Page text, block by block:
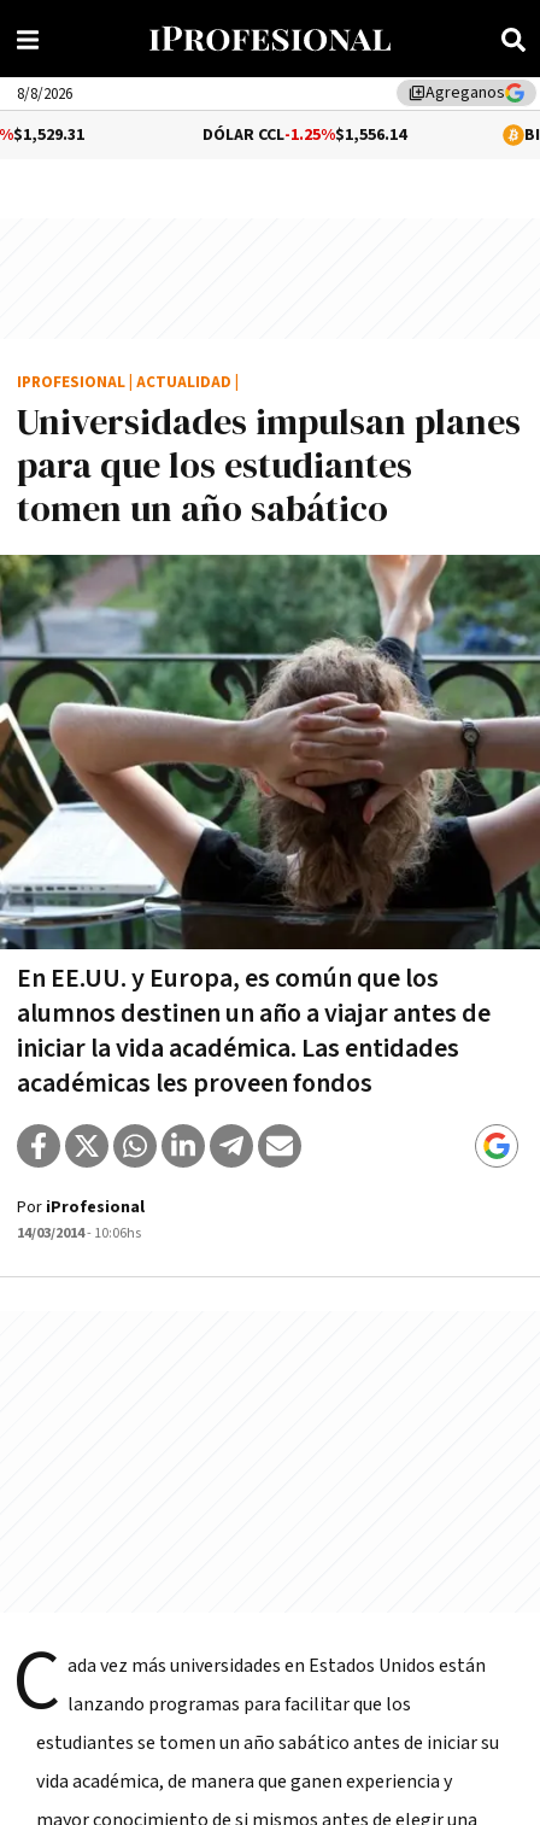
library_addAgreganos
8/8/2026
-1.25%$1,556.14 0.01%
Universidades impulsan planes
para que los estudiantes
tomen un año sabático
En EE.UU. y Europa, es común que los
alumnos destinen un año a viajar antes de
iniciar la vida académica. Las entidades
académicas les proveen fondos
IPROFESIONAL ACTUALIDAD
Por iProfesional
14/03/2014- 10:06hs
C ada vez más universidades en Estados Unidos están
lanzando programas para facilitar que los
estudiantes se tomen un año sabático antes de iniciar su
vida académica, de manera que ganen experiencia y